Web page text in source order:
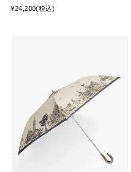
¥24,200(税込)